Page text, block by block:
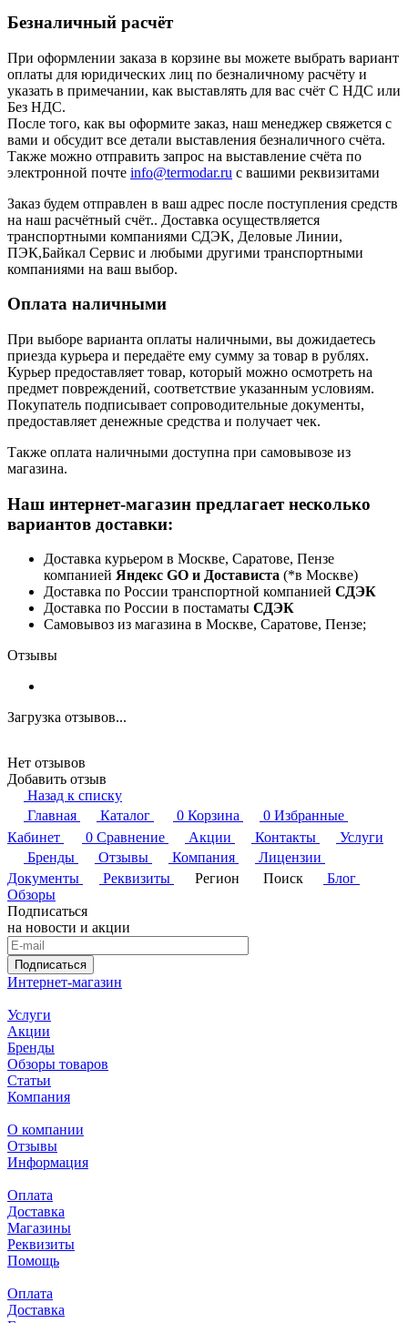
Безналичный расчёт
При оформлении заказа в корзине вы можете выбрать вариант
оплаты для юридических лиц по безналичному расчёту и
указать в примечании, как выставлять для вас счёт С НДС или
Без НДС.
После того, как вы оформите заказ, наш менеджер свяжется с
вами и обсудит все детали выставления безналичного счёта.
Также можно отправить запрос на выставление счёта по
электронной почте info@termodar.ru с вашими реквизитами
Заказ будем отправлен в ваш адрес после поступления средств
на наш расчётный счёт.. Доставка осуществляется
транспортными компаниями СДЭК, Деловые Линии,
ПЭК,Байкал Сервис и любыми другими транспортными
компаниями на ваш выбор.
Оплата наличными
При выборе варианта оплаты наличными, вы дожидаетесь
приезда курьера и передаёте ему сумму за товар в рублях.
Курьер предоставляет товар, который можно осмотреть на
предмет повреждений, соответствие указанным условиям.
Покупатель подписывает сопроводительные документы,
предоставляет денежные средства и получает чек.
Также оплата наличными доступна при самовывозе из
магазина.
Наш интернет-магазин предлагает несколько
вариантов доставки:
Доставка курьером в Москве, Саратове, Пензе
компанией Яндекс GO и Достависта (*в Москве)
Доставка по России транспортной компанией СДЭК
Доставка по России в постаматы СДЭК
Самовывоз из магазина в Москве, Саратове, Пензе;
Отзывы
Загрузка отзывов...
Нет отзывов
Добавить отзыв
Назад к списку
Главная
Каталог 0 Корзина 0 Избранные
Кабинет
0 Сравнение Акции Контакты
Услуги
Бренды
Отзывы Компания
Лицензии
Документы
Реквизиты Регион Поиск
Блог
Обзоры
Подписаться
на новости и акции
Подписаться
Интернет-магазин
Услуги
Акции
Бренды
Обзоры товаров
Статьи
Компания
О компании
Отзывы
Информация
Оплата
Доставка
Магазины
Реквизиты
Помощь
Оплата
Доставка